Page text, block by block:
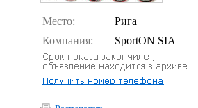
Место:
Рига
Компания:
SportON SIA